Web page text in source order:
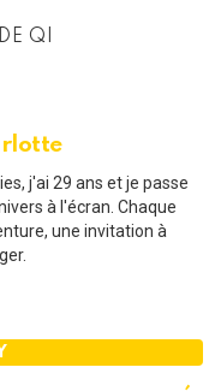
QI
j'ai 29 ans et je passe
à l'écran. Chaque
une invitation à